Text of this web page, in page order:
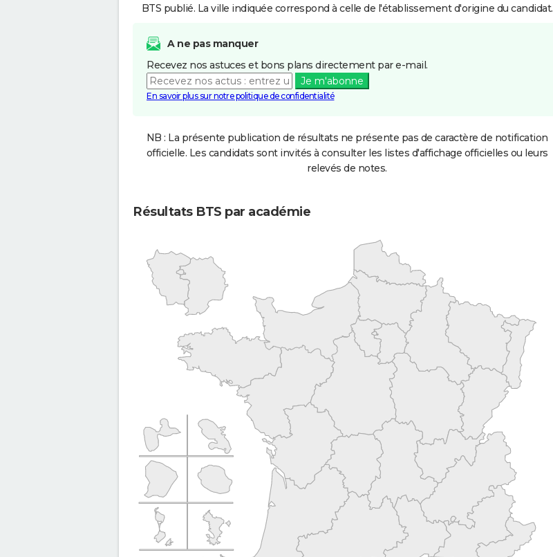
BTS publié. La ville indiquée correspond à celle de l'établissement d'origine du candidat.
A ne pas manquer
Recevez nos astuces et bons plans directement par e-mail.
Je m'abonne
En savoir plus sur notre politique de confidentialité
NB : La présente publication de résultats ne présente pas de caractère de notification
officielle. Les candidats sont invités à consulter les listes d'affichage officielles ou leurs
relevés de notes.
Résultats BTS par académie